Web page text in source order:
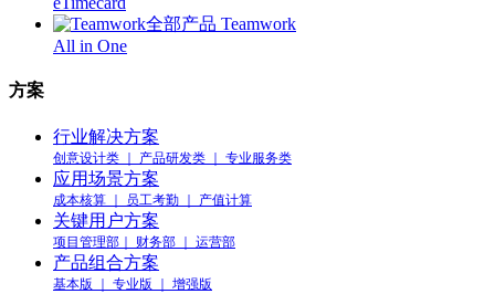
全部产品 Teamwork
All in One
方案
行业解决方案
创意设计类 ｜ 产品研发类 ｜ 专业服务类
应用场景方案
成本核算 ｜ 员工考勤 ｜ 产值计算
关键用户方案
项目管理部｜ 财务部 ｜ 运营部
产品组合方案
基本版 ｜ 专业版 ｜ 增强版